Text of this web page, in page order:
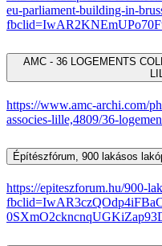
eu-parliament-building-in-
AMC - 36 LOGEMENTS
https://www.amc-archi.com/
associes-lille,4809/36-
Építészfórum, 900 lakásos
https://epiteszforum.hu/900-